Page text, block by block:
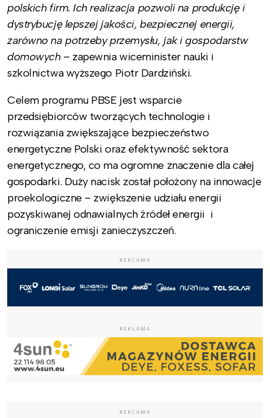
polskich firm. Ich realizacja pozwoli na produkcję i
dystrybucję lepszej jakości, bezpiecznej energii,
zarówno na potrzeby przemysłu, jak i gospodarstw
domowych – zapewnia wiceminister nauki i
szkolnictwa wyższego Piotr Dardziński.
Celem programu PBSE jest wsparcie
przedsiębiorców tworzących technologie i
rozwiązania zwiększające bezpieczeństwo
energetyczne Polski oraz efektywność sektora
energetycznego, co ma ogromne znaczenie dla całej
gospodarki. Duży nacisk został położony na innowacje
proekologiczne – zwiększenie udziału energii
pozyskiwanej odnawialnych źródeł energii i
ograniczenie emisji zanieczyszczeń.
REKLAMA
REKLAMA
REKLAMA